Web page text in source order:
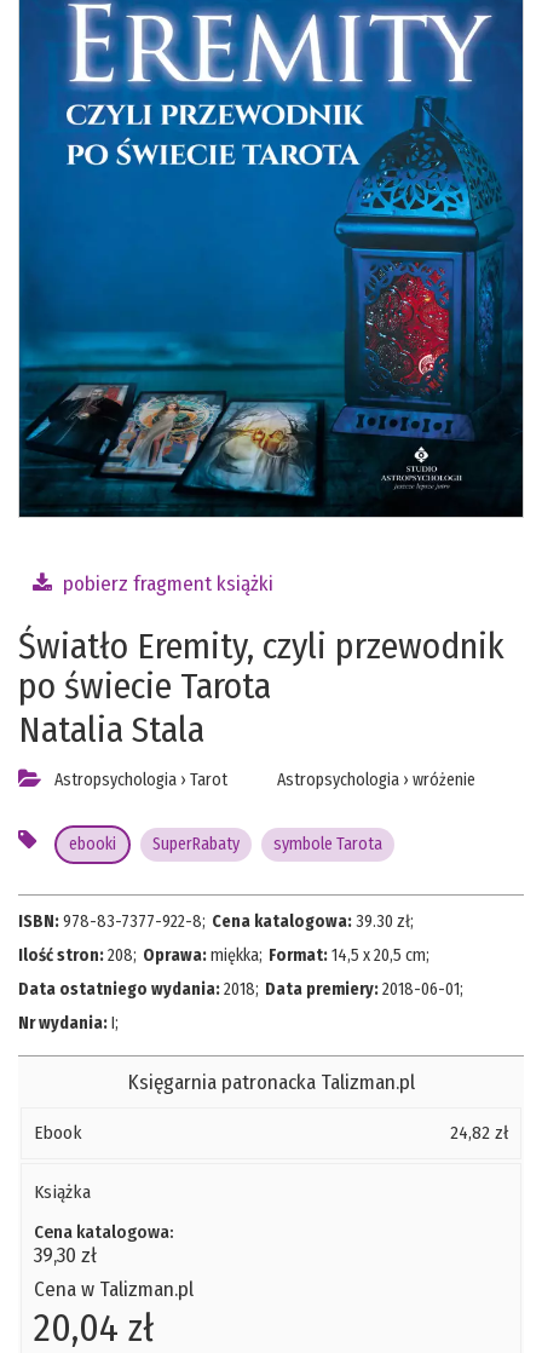
pobierz fragment książki
Światło Eremity, czyli przewodnik
po świecie Tarota
Natalia Stala
Astropsychologia › Tarot Astropsychologia › wróżenie
ebooki SuperRabaty symbole Tarota
ISBN:978-83-7377-922-8; Cena katalogowa:39.30 zł;
Ilość stron:208; Oprawa:miękka; Format:14,5 x 20,5 cm;
Data ostatniego wydania:2018; Data premiery:2018-06-01;
Nr wydania:I;
Księgarnia patronacka Talizman.pl
Ebook 24,82 zł
Książka
Cena katalogowa:
39,30 zł
Cena w Talizman.pl
20,04 zł